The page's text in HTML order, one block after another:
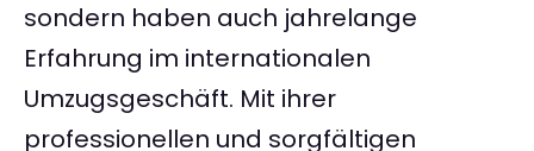
sondern haben auch jahrelange
Erfahrung im internationalen
Umzugsgeschäft. Mit ihrer
professionellen und sorgfältigen